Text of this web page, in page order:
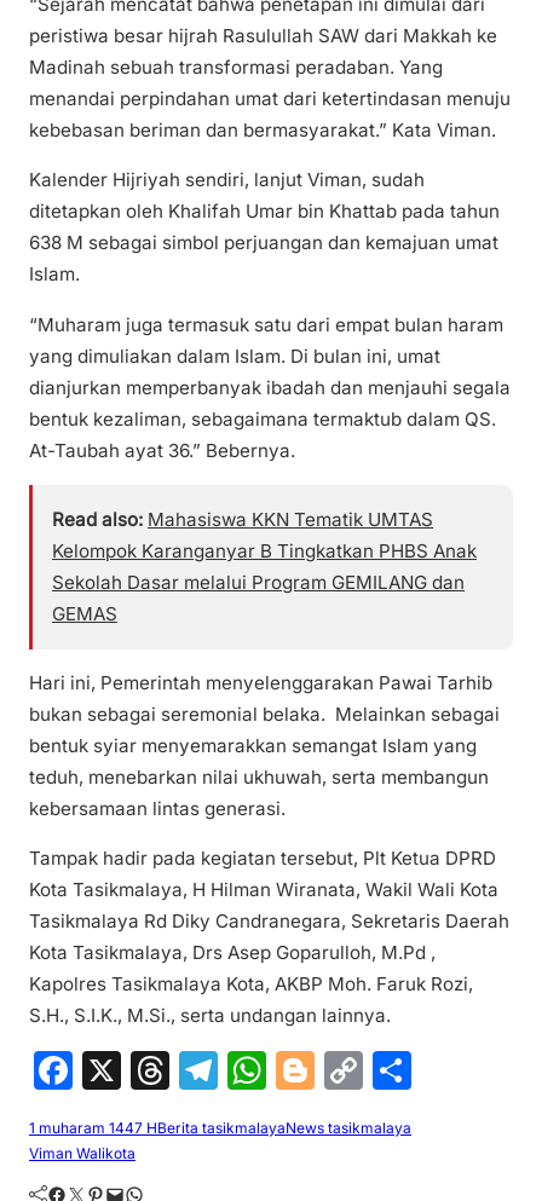
“Sejarah mencatat bahwa penetapan ini dimulai dari
peristiwa besar hijrah Rasulullah SAW dari Makkah ke
Madinah sebuah transformasi peradaban. Yang
menandai perpindahan umat dari ketertindasan menuju
kebebasan beriman dan bermasyarakat.” Kata Viman.
Kalender Hijriyah sendiri, lanjut Viman, sudah
ditetapkan oleh Khalifah Umar bin Khattab pada tahun
638 M sebagai simbol perjuangan dan kemajuan umat
Islam.
“Muharam juga termasuk satu dari empat bulan haram
yang dimuliakan dalam Islam. Di bulan ini, umat
dianjurkan memperbanyak ibadah dan menjauhi segala
bentuk kezaliman, sebagaimana termaktub dalam QS.
At-Taubah ayat 36.” Bebernya.
Read also: Mahasiswa KKN Tematik UMTAS
Kelompok Karanganyar B Tingkatkan PHBS Anak
Sekolah Dasar melalui Program GEMILANG dan
GEMAS
Hari ini, Pemerintah menyelenggarakan Pawai Tarhib
bukan sebagai seremonial belaka. Melainkan sebagai
bentuk syiar menyemarakkan semangat Islam yang
teduh, menebarkan nilai ukhuwah, serta membangun
kebersamaan lintas generasi.
Tampak hadir pada kegiatan tersebut, Plt Ketua DPRD
Kota Tasikmalaya, H Hilman Wiranata, Wakil Wali Kota
Tasikmalaya Rd Diky Candranegara, Sekretaris Daerah
Kota Tasikmalaya, Drs Asep Goparulloh, M.Pd ,
Kapolres Tasikmalaya Kota, AKBP Moh. Faruk Rozi,
S.H., S.I.K., M.Si., serta undangan lainnya.
F
c
e
X
T
e
T
e
W
at
Bl
g
C
p
1 muharam 1447 HBerita tasikmalayaNews tasikmalaya
Viman Walikota
Facebook Twitter Pinterest Mail WhatsApp